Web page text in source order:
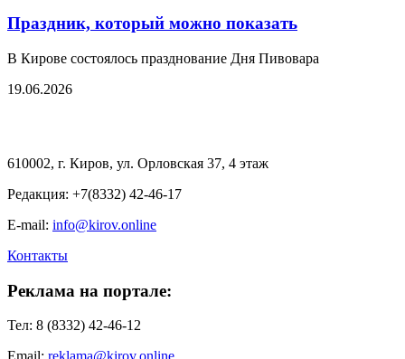
Праздник, который можно показать
В Кирове состоялось празднование Дня Пивовара
19.06.2026
610002, г. Киров, ул. Орловская 37, 4 этаж
Редакция: +7(8332) 42-46-17
E-mail: info@kirov.online
Контакты
Реклама на портале:
Тел: 8 (8332) 42-46-12